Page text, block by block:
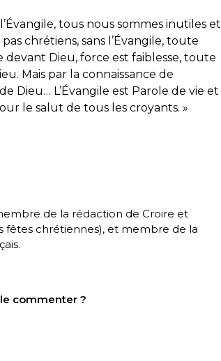
tous nous sommes inutiles et
chrétiens, sans l’Évangile, toute
devant Dieu, force est faiblesse, toute
Mais par la connaissance de
Dieu… L’Évangile est Parole de vie et
le salut de tous les croyants. »
de la rédaction de Croire et
fêtes chrétiennes), et membre de la
commenter ?